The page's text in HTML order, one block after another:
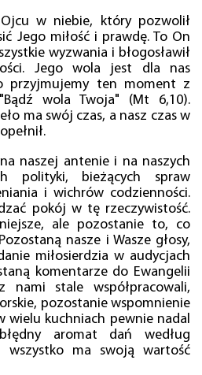
w niebie, który pozwolił
Jego miłość i prawdę. To On
wyzwania i błogosławił
Jego wola jest dla nas
przyjmujemy ten moment z
wola Twoja" (Mt 6,10).
ma swój czas, a nasz czas w
naszej antenie i na naszych
polityki, bieżących spraw
i wichrów codzienności.
pokój w tę rzeczywistość.
ale pozostanie to, co
nasze i Wasze głosy,
miłosierdzia w audycjach
komentarze do Ewangelii
nami stale współpracowali,
pozostanie wspomnienie
wielu kuchniach pewnie nadal
aromat dań według
wszystko ma swoją wartość